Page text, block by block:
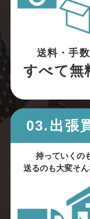
送料・手
すべて無
03.出張
持っていくの
送るのも大変そ